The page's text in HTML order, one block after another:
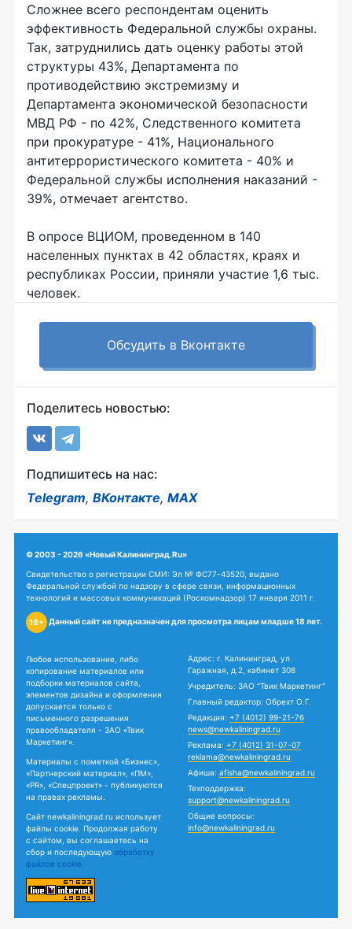
Сложнее всего респондентам оценить
эффективность Федеральной службы охраны.
Так, затруднились дать оценку работы этой
структуры 43%, Департамента по
противодействию экстремизму и
Департамента экономической безопасности
МВД РФ - по 42%, Следственного комитета
при прокуратуре - 41%, Национального
антитеррористического комитета - 40% и
Федеральной службы исполнения наказаний -
39%, отмечает агентство.
В опросе ВЦИОМ, проведенном в 140
населенных пунктах в 42 областях, краях и
республиках России, приняли участие 1,6 тыс.
человек.
Обсудить в Вконтакте
Поделитесь новостью:
Подпишитесь на нас:
Telegram, ВКонтакте, MAX
© 2003 - 2026 «Новый Калининград.Ru»
Свидетельство о регистрации СМИ: Эл № ФС77-43520, выдано
Федеральной службой по надзору в сфере связи, информационных
технологий и массовых коммуникаций (Роскомнадзор) 17 января 2011 г.
18+ Данный сайт не предназначен для просмотра лицам младше 18 лет.
Любое использование, либо
копирование материалов или
подборки материалов сайта,
элементов дизайна и оформления
допускается только с
письменного разрешения
правообладателя - ЗАО «Твик
Маркетинг».
Материалы с пометкой «Бизнес»,
«Партнерский материал», «ПМ»,
«PR», «Спецпроект» - публикуются
на правах рекламы.
Сайт newkaliningrad.ru использует
файлы cookie. Продолжая работу
с сайтом, вы соглашаетесь на
сбор и последующую обработку
файлов cookie.
Адрес: г. Калининград, ул.
Гаражная, д.2, кабинет 308
Учредитель: ЗАО "Твик Маркетинг"
Главный редактор: Обрехт О.Г.
Редакция: +7 (4012) 99-21-76
news@newkaliningrad.ru
Реклама: +7 (4012) 31-07-07
reklama@newkaliningrad.ru
Афиша: afisha@newkaliningrad.ru
Техподдержка:
support@newkaliningrad.ru
Общие вопросы:
info@newkaliningrad.ru